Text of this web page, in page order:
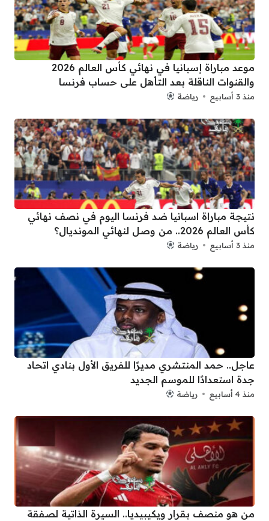
موعد مباراة إسبانيا في نهائي كأس العالم 2026
والقنوات الناقلة بعد التأهل على حساب فرنسا
منذ 3 أسابيع رياضة
نتيجة مباراة اسبانيا ضد فرنسا اليوم في نصف نهائي
كأس العالم 2026.. من وصل لنهائي المونديال؟
منذ 3 أسابيع رياضة
عاجل.. حمد المنتشري مديرًا للفريق الأول بنادي اتحاد
جدة استعدادًا للموسم الجديد
منذ 4 أسابيع رياضة
من هو منصف بقرار ويكيبيديا.. السيرة الذاتية لصفقة